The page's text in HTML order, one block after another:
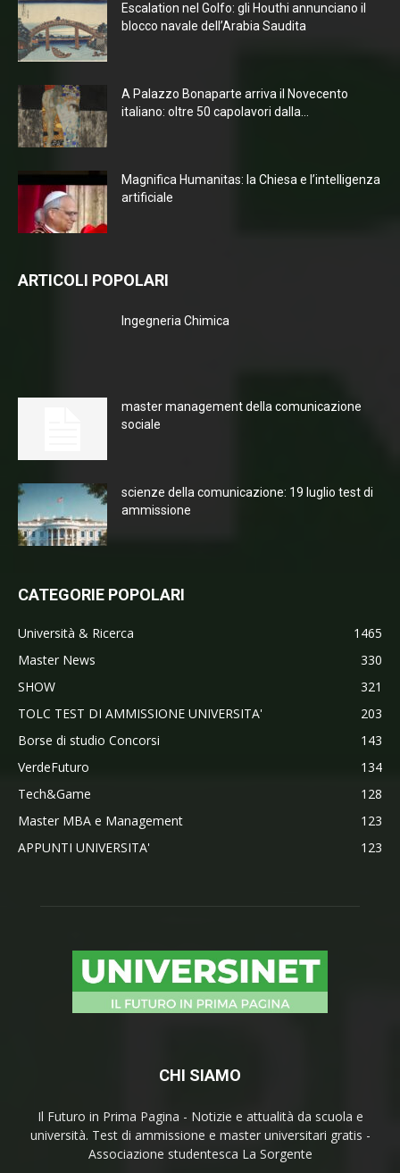
Escalation nel Golfo: gli Houthi annunciano il
blocco navale dell’Arabia Saudita
A Palazzo Bonaparte arriva il Novecento
italiano: oltre 50 capolavori dalla...
Magnifica Humanitas: la Chiesa e l’intelligenza
artificiale
ARTICOLI POPOLARI
Ingegneria Chimica
master management della comunicazione
sociale
scienze della comunicazione: 19 luglio test di
ammissione
CATEGORIE POPOLARI
Università & Ricerca
1465
Master News
330
SHOW
321
TOLC TEST DI AMMISSIONE UNIVERSITA'
203
Borse di studio Concorsi
143
VerdeFuturo
134
Tech&Game
128
Master MBA e Management
123
APPUNTI UNIVERSITA'
123
CHI SIAMO
Il Futuro in Prima Pagina - Notizie e attualità da scuola e
università. Test di ammissione e master universitari gratis -
Associazione studentesca La Sorgente